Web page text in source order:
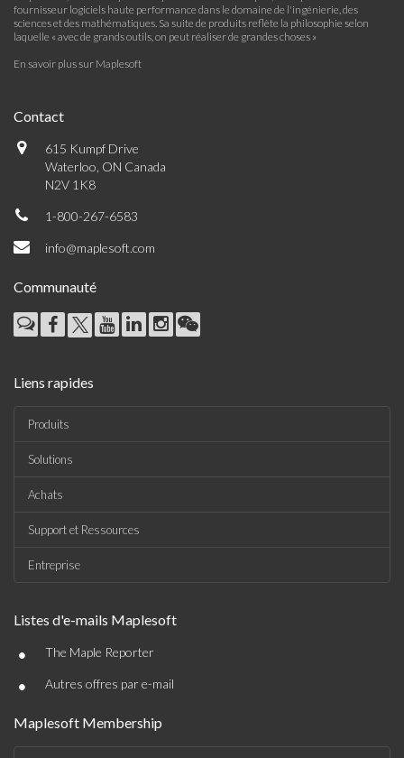
fournisseur logiciels haute performance dans le domaine de l'ingénierie, des
sciences et des mathématiques. Sa suite de produits reflète la philosophie selon
laquelle « avec de grands outils, on peut réaliser de grandes choses »
En savoir plus sur Maplesoft
Contact
615 Kumpf Drive
Waterloo, ON Canada
N2V 1K8
1-800-267-6583
info@maplesoft.com
Communauté
Liens rapides
Produits
Solutions
Achats
Support et Ressources
Entreprise
Listes d'e-mails Maplesoft
• The Maple Reporter
• Autres offres par e-mail
Maplesoft Membership